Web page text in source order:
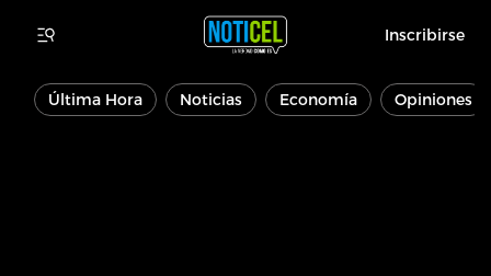
Inscribirse
Última Hora Noticias Economía Opiniones